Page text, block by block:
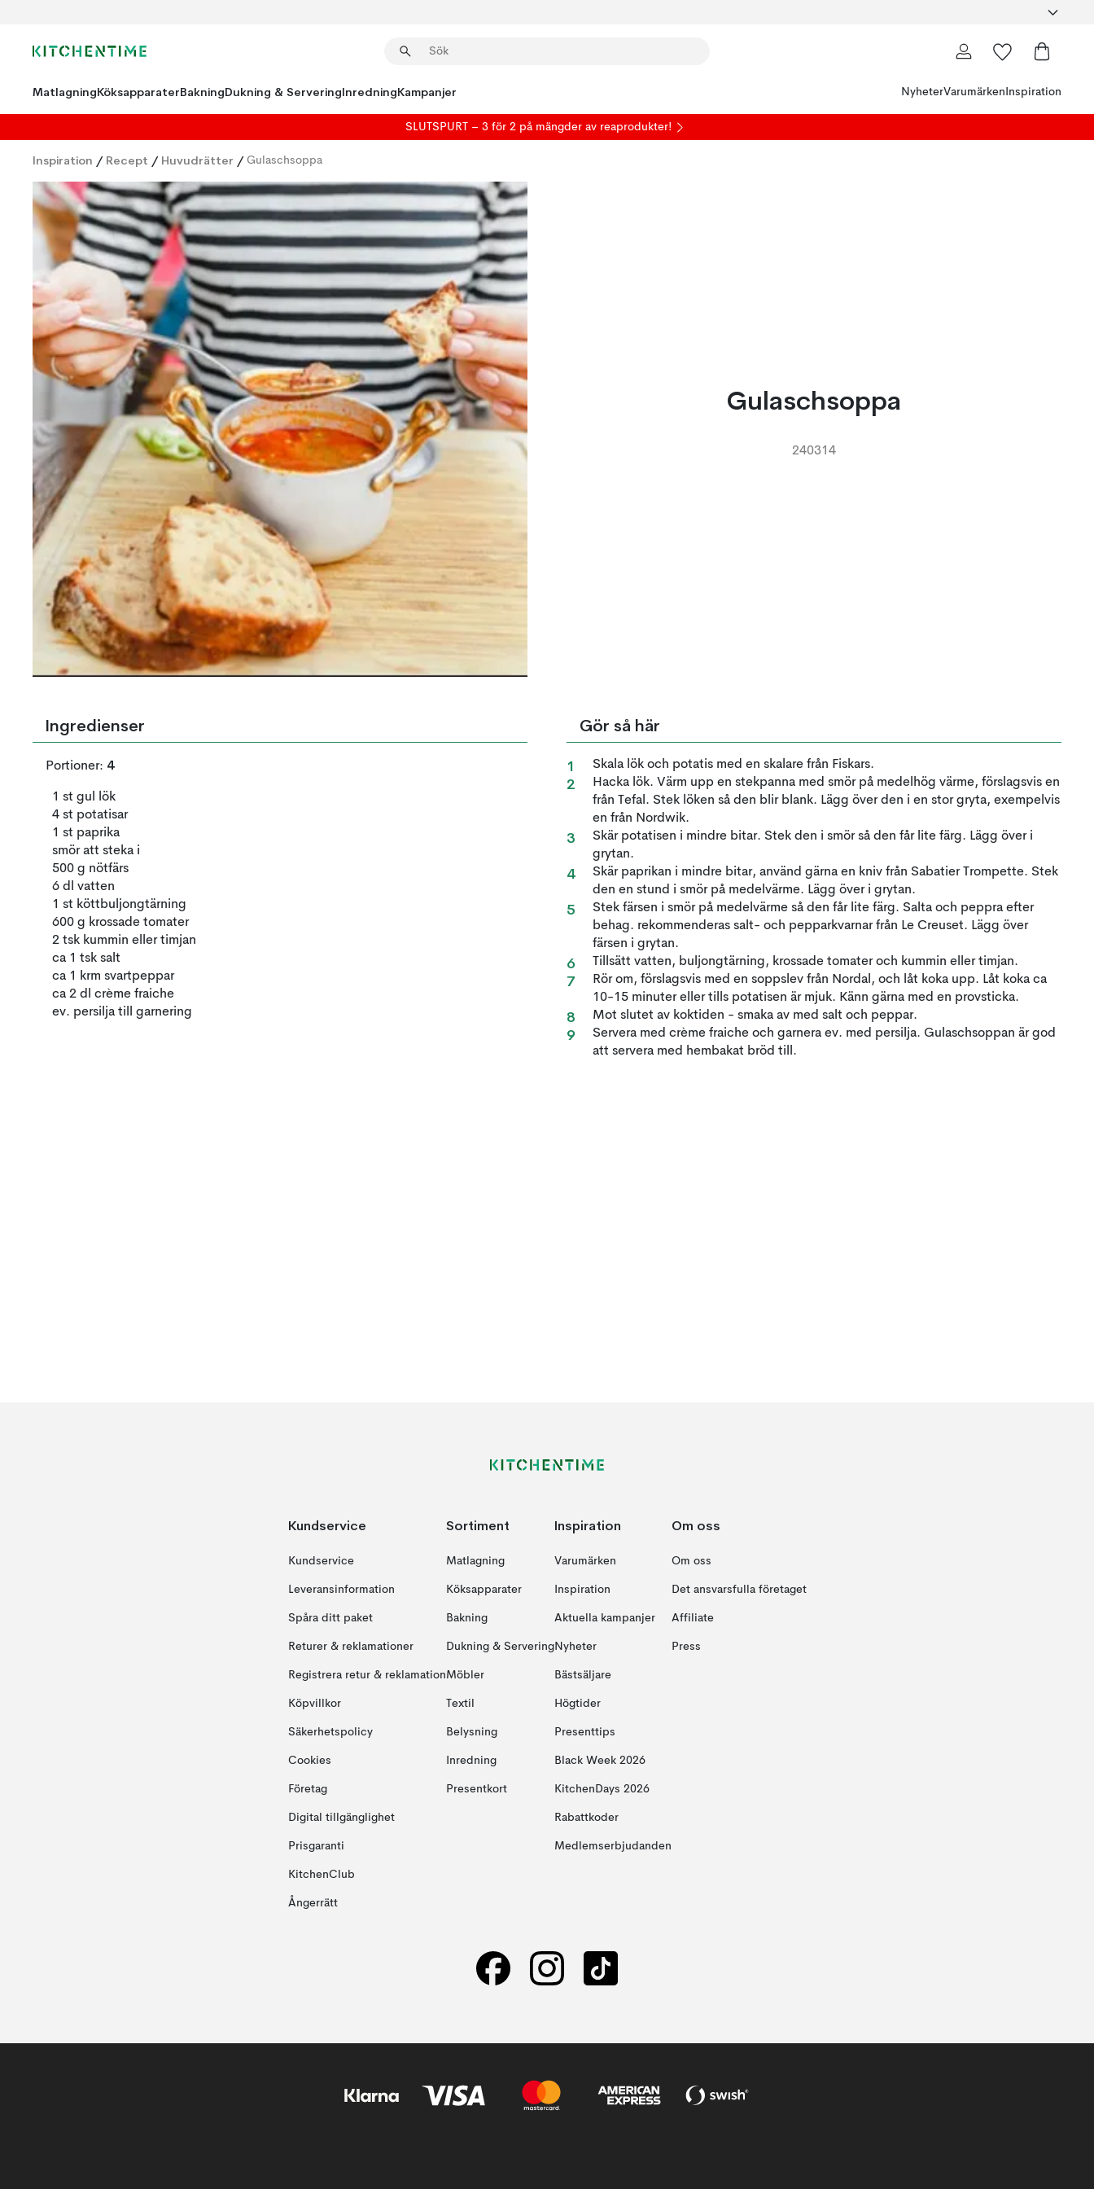
MatlagningKöksapparaterBakningDukning & ServeringInredningKampanjer NyheterVarumärken Inspiration
SLUTSPURT – 3 för 2 på mängder av reaprodukter!
Inspiration / Recept / Huvudrätter / Gulaschsoppa
Gulaschsoppa
240314
Ingredienser
Portioner: 4
1 st gul lök
4 st potatisar
1 st paprika
smör att steka i
500 g nötfärs
6 dl vatten
1 st köttbuljongtärning
600 g krossade tomater
2 tsk kummin eller timjan
ca 1 tsk salt
ca 1 krm svartpeppar
ca 2 dl crème fraiche
ev. persilja till garnering
Gör så här
Skala lök och potatis med en skalare från Fiskars.
Hacka lök. Värm upp en stekpanna med smör på medelhög värme, förslagsvis en
från Tefal. Stek löken så den blir blank. Lägg över den i en stor gryta, exempelvis
en från Nordwik.
Skär potatisen i mindre bitar. Stek den i smör så den får lite färg. Lägg över i
grytan.
Skär paprikan i mindre bitar, använd gärna en kniv från Sabatier Trompette. Stek
den en stund i smör på medelvärme. Lägg över i grytan.
Stek färsen i smör på medelvärme så den får lite färg. Salta och peppra efter
behag. rekommenderas salt- och pepparkvarnar från Le Creuset. Lägg över
färsen i grytan.
Tillsätt vatten, buljongtärning, krossade tomater och kummin eller timjan.
Rör om, förslagsvis med en soppslev från Nordal, och låt koka upp. Låt koka ca
10-15 minuter eller tills potatisen är mjuk. Känn gärna med en provsticka.
Mot slutet av koktiden - smaka av med salt och peppar.
Servera med crème fraiche och garnera ev. med persilja. Gulaschsoppan är god
att servera med hembakat bröd till.
Kundservice
Kundservice
Leveransinformation
Spåra ditt paket
Returer & reklamationer
Registrera retur & reklamation
Köpvillkor
Säkerhetspolicy
Cookies
Företag
Digital tillgänglighet
Prisgaranti
KitchenClub
Ångerrätt
Sortiment
Matlagning
Köksapparater
Bakning
Dukning & Servering
Möbler
Textil
Belysning
Inredning
Presentkort
Inspiration
Varumärken
Inspiration
Aktuella kampanjer
Nyheter
Bästsäljare
Högtider
Presenttips
Black Week 2026
KitchenDays 2026
Rabattkoder
Medlemserbjudanden
Om oss
Om oss
Det ansvarsfulla företaget
Affiliate
Press